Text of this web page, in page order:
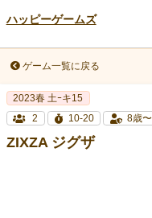
ハッピーゲームズ
ゲーム一覧に戻る
2023春 土ｰキ15
2
10-20 8歳〜
ZIXZA ジグザ